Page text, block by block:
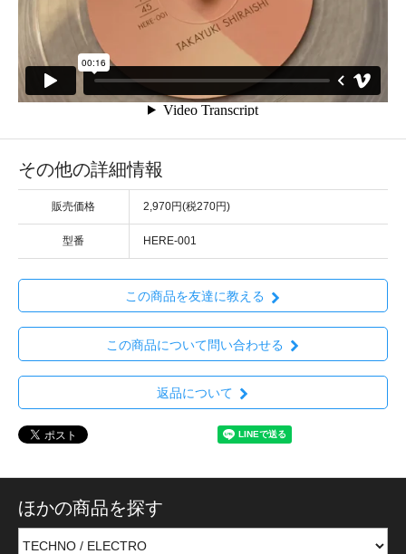
その他の詳細情報
販売価格 2,970円(税270円)
型番 HERE-001
この商品を友達に教える
この商品について問い合わせる
返品について
ほかの商品を探す